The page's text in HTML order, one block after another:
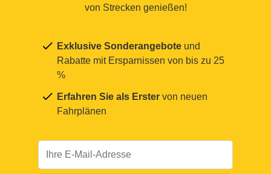
von Strecken genießen!
Exklusive Sonderangebote und
Rabatte mit Ersparnissen von bis zu 25
%
Erfahren Sie als Erster von neuen
Fahrplänen